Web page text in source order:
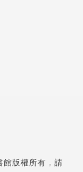
館版權所有，請